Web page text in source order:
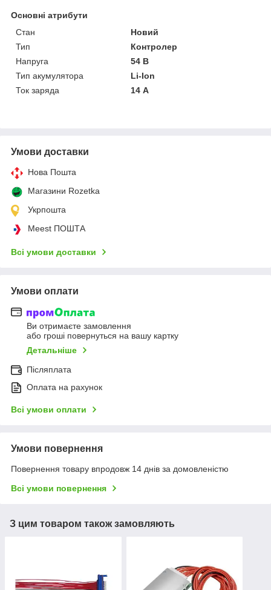
Основні атрибути
Стан
Новий
Тип
Контролер
Напруга
54 В
Тип акумулятора
Li-Ion
Ток заряда
14 А
Умови доставки
Нова Пошта
Магазини Rozetka
Укрпошта
Meest ПОШТА
Всі умови доставки
Умови оплати
Ви отримаєте замовлення
або гроші повернуться на вашу картку
Детальніше
Післяплата
Оплата на рахунок
Всі умови оплати
Умови повернення
Повернення товару впродовж 14 днів за домовленістю
Всі умови повернення
З цим товаром також замовляють